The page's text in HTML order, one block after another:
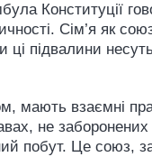
Конституції
Сім’я як
підвалини
мають взаємні
не заборонених
побут. Це союз,